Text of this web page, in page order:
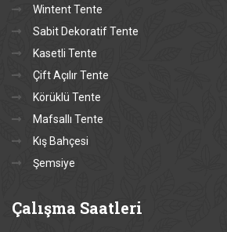
Wintent Tente
Sabit Dekoratif Tente
Kasetli Tente
Çift Açılır Tente
Körüklü Tente
Mafsallı Tente
Kış Bahçesi
Şemsiye
Çalışma Saatleri